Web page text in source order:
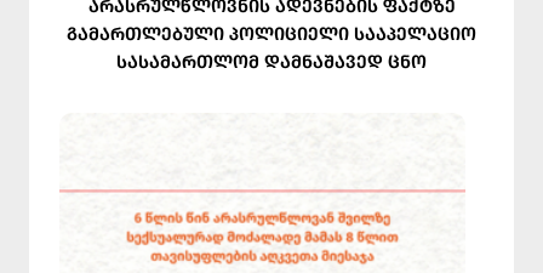
არასრულწლოვნის ადევნების ფაქტზე
გამართლებული პოლიციელი სააპელაციო
სასამართლომ დამნაშავედ ცნო